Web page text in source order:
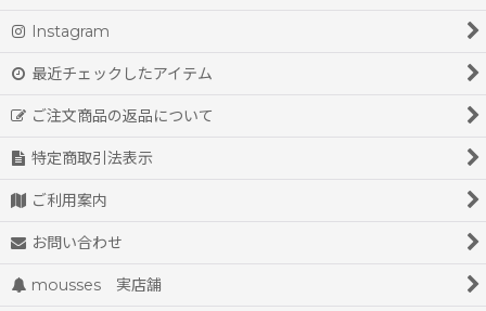
Instagram
最近チェックしたアイテム
ご注文商品の返品について
特定商取引法表示
ご利用案内
お問い合わせ
mousses 実店舗